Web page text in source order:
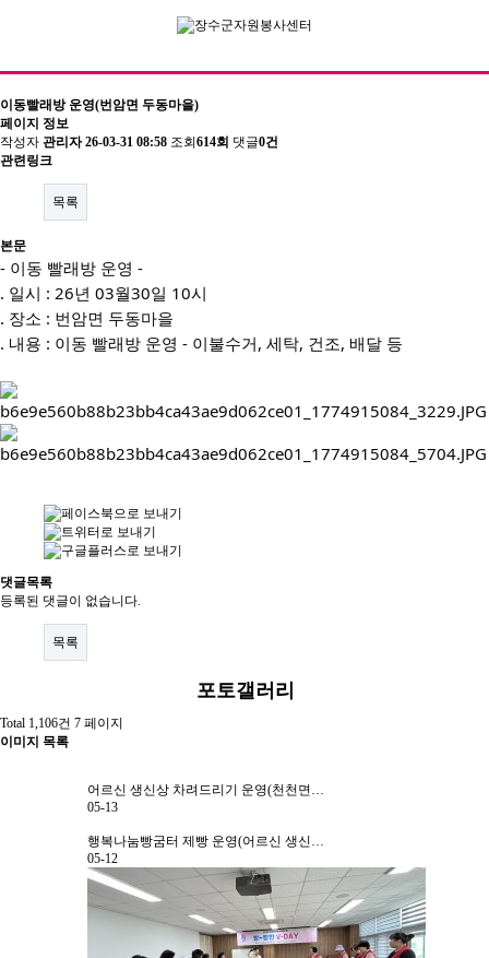
기관소개
비전 및 연혁
조직도
찾아오시는길
자원봉사
자원봉사란?
자원봉사 신청
자원봉사자 등록
활동처 현황
이동빨래방 운영(번암면 두동마을)
페이지 정보
작성자 관리자 26-03-31 08:58 조회 614회 댓글0건
관련링크
목록
본문
- 이동 빨래방 운영 -
. 일시 : 26년 03월30일 10시
. 장소 : 번암면 두동마을
. 내용 : 이동 빨래방 운영 - 이불수거, 세탁, 건조, 배달 등
댓글목록
등록된 댓글이 없습니다.
목록
포토갤러리
Total 1,106건 7 페이지
이미지 목록
어르신 생신상 차려드리기 운영(천천면…
05-13
행복나눔빵굼터 제빵 운영(어르신 생신…
05-12